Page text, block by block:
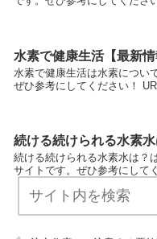
水素で健康生活【最新情
水素で健康生活は水素につい
ぜひ参考にしてください！
続ける続けられる水素水
続ける続けられる水素水は？
サイトです。ぜひ参考にして